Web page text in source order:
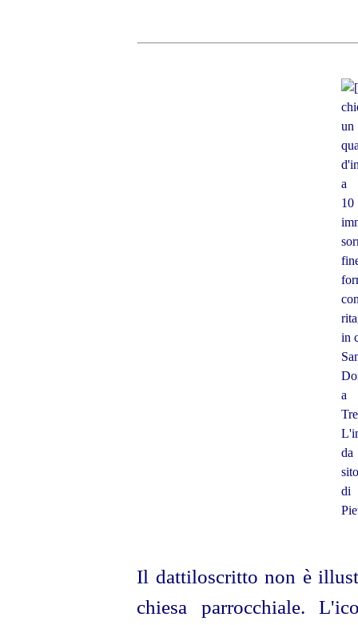
Il dattiloscritto non è
chiesa parrocchiale.